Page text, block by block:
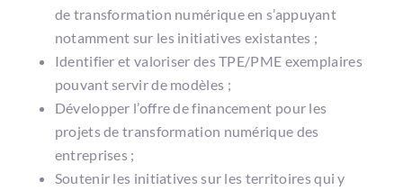
de transformation numérique en s’appuyant
notamment sur les initiatives existantes ;
Identifier et valoriser des TPE/PME exemplaires
pouvant servir de modèles ;
Développer l’offre de financement pour les
projets de transformation numérique des
entreprises ;
Soutenir les initiatives sur les territoires qui y